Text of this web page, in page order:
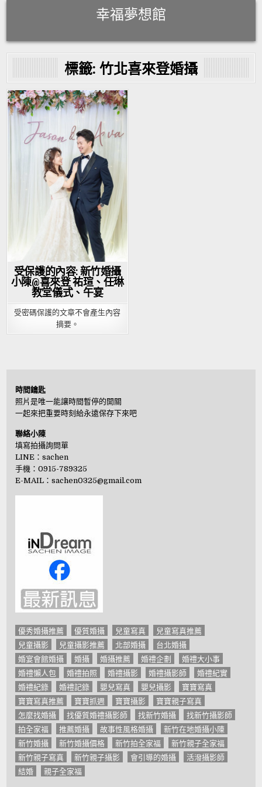
幸福夢想館
標籤: 竹北喜來登婚攝
Posted
受保護的內容: 新竹婚攝
小陳@喜來登 祐瑄、任琳
教堂儀式、午宴
受密碼保護的文章不會產生內容
摘要。
時間鑰匙
照片是唯一能讓時間暫停的開關
一起來把重要時刻給永遠保存下來吧
聯絡小陳
填寫拍攝詢問單
LINE：sachen
手機：0915-789325
E-MAIL：sachen0325@gmail.com
優秀婚攝推薦 優質婚攝 兒童寫真
兒童寫真推薦
兒童攝影
兒童攝影推薦 北部婚攝
台北婚攝
婚宴會館婚攝
婚攝 婚攝推薦 婚禮企劃
婚禮大小事
婚禮懶人包
婚禮拍照 婚禮攝影 婚禮攝影師
婚禮紀實
婚禮紀錄
婚禮記錄 嬰兒寫真 嬰兒攝影
寶寶寫真
寶寶寫真推薦
寶寶抓週 寶寶攝影
寶寶親子寫真
怎麼找婚攝
找優質婚禮攝影師 找新竹婚攝
找新竹攝影師
拍全家福
推薦婚攝 故事性風格婚攝
新竹在地婚攝小陳
新竹婚攝
新竹婚攝價格 新竹拍全家福
新竹親子全家福
新竹親子寫真
新竹親子攝影 會引導的婚攝
活潑攝影師
結婚
親子全家福